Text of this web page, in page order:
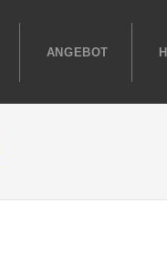
ANGEBOT